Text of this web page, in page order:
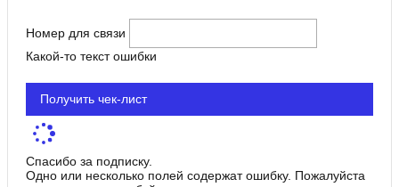
Номер для связи
Какой-то текст ошибки
Получить чек-лист
Спасибо за подписку.
Одно или несколько полей содержат ошибку. Пожалуйста